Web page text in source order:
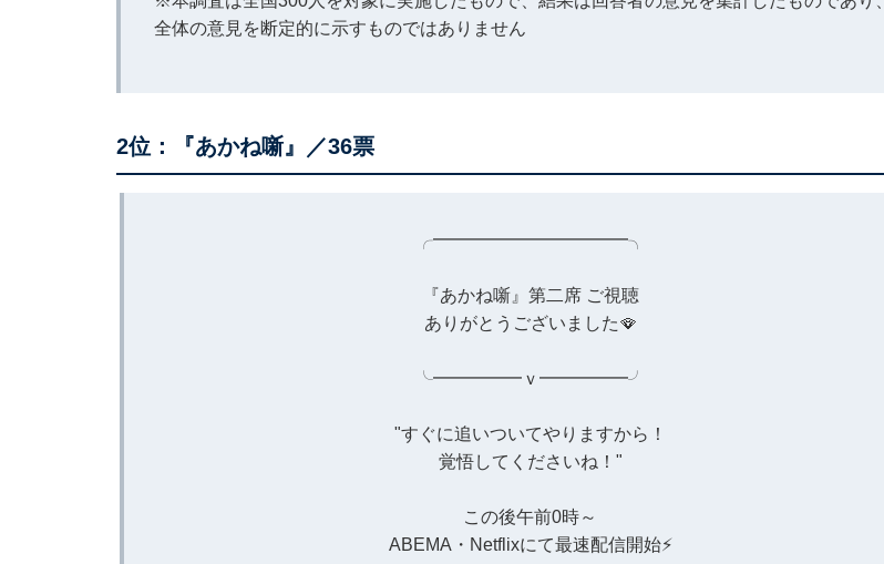
全体の意見を断定的に示すものではありません
2位：『あかね噺』／36票
╭━━━━━━━━━━━╮
『あかね噺』第二席 ご視聴
ありがとうございました🪭
╰━━━━━ｖ━━━━━╯
"すぐに追いついてやりますから！
覚悟してくださいね！"
この後午前0時～
ABEMA・Netflixにて最速配信開始⚡️